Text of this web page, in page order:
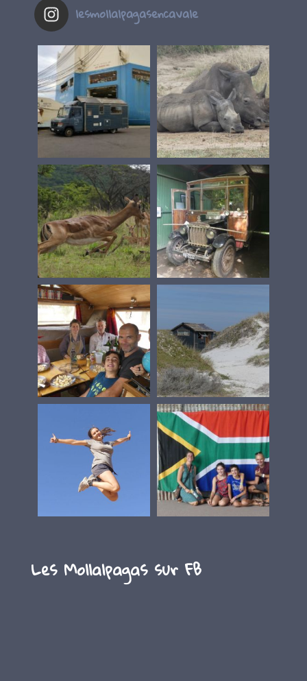
lesmollalpagasencavale
Les Mollalpagas sur FB